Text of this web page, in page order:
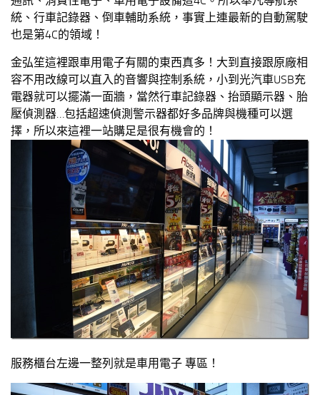
統、行車記錄器、倒車輔助系統，事實上連最新的自動駕駛
也是第4C的領域！
金弘笙這裡跟車用電子有關的東西真多！大到直接跟原廠相
容不用改線可以直入的音響與控制系統，小到光汽車USB充
電器就可以擺滿一面牆，當然行車記錄器、抬頭顯示器、胎
壓偵測器…包括超速偵測警示器都好多品牌與機種可以選
擇，所以來這裡一站購足是很有機會的！
服務櫃台左邊一整列就是車用電子 專區！